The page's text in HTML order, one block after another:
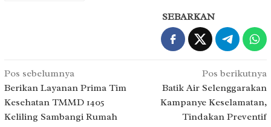
SEBARKAN
Navigasi
pos
Pos sebelumnya
Berikan Layanan Prima Tim
Kesehatan TMMD 1405
Keliling Sambangi Rumah
Pos berikutnya
Batik Air Selenggarakan
Kampanye Keselamatan,
Tindakan Preventif